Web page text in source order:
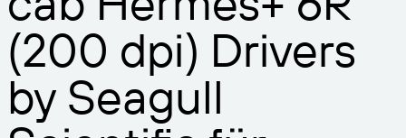
ETIKETTIERFUNKTIONEN
Gestalten
Produktion
Lager
Einzelhandel
Transport und Logistik
Druckertreiber herunterladen
Support-Pläne
Partner werden
Support
Support-Center
Kostenlos
(200 dpi) Drivers
by Seagull